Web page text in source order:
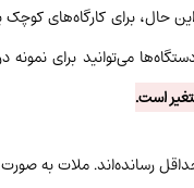
حال، برای کارگاه‌های کوچک
می‌توانید برای نمونه
رسانده‌اند. ملات به صورت